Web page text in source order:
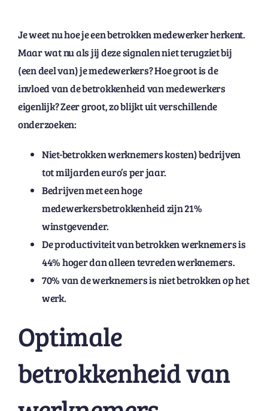
Je weet nu hoe je een betrokken medewerker herkent.
Maar wat nu als jij deze signalen niet terugziet bij
(een deel van) je medewerkers? Hoe groot is de
invloed van de betrokkenheid van medewerkers
eigenlijk? Zeer groot, zo blijkt uit verschillende
onderzoeken:
Niet-betrokken werknemers kosten) bedrijven
tot miljarden euro’s per jaar.
Bedrijven met een hoge
medewerkersbetrokkenheid zijn 21%
winstgevender.
De productiviteit van betrokken werknemers is
44% hoger dan alleen tevreden werknemers.
70% van de werknemers is niet betrokken op het
werk.
Optimale
betrokkenheid van